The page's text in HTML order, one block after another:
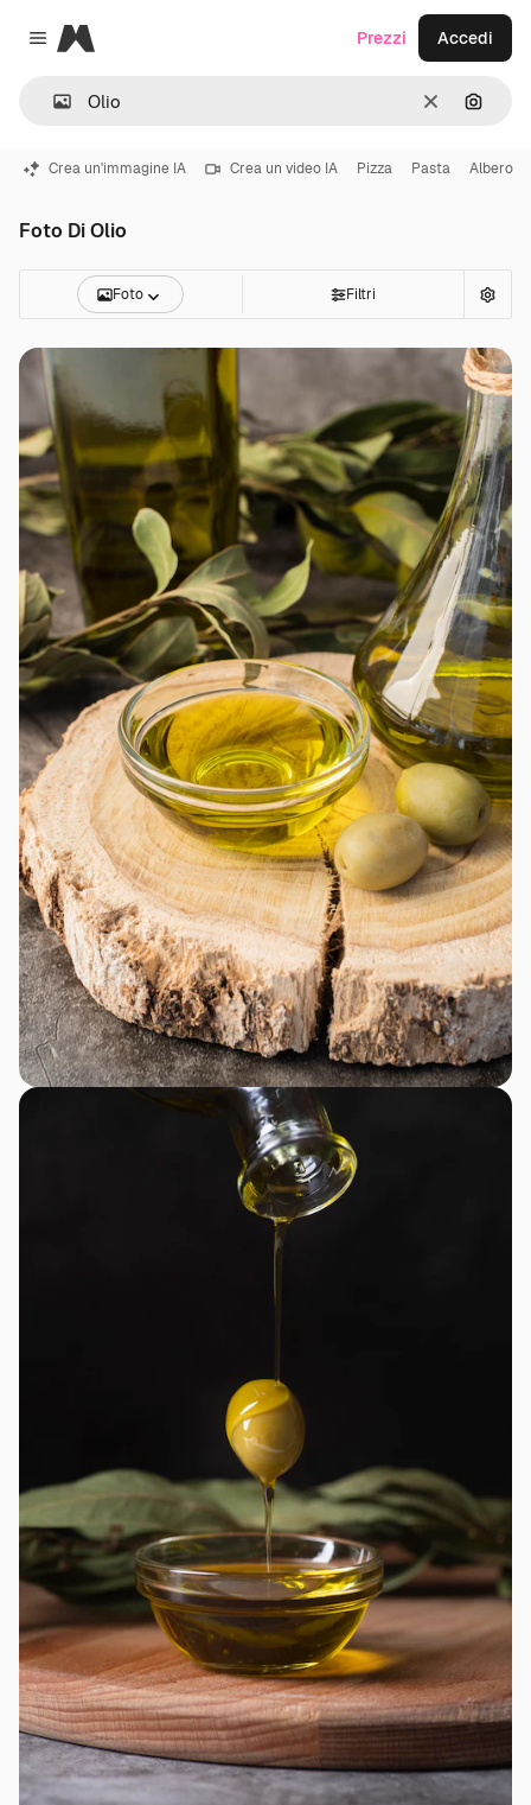
Close menu
Magnific
CancellaCerca
Prezzi Accedi
Crea un'immagine IA Crea un video IA Pizza Pasta Albero
Foto Di Olio
Foto Filtri